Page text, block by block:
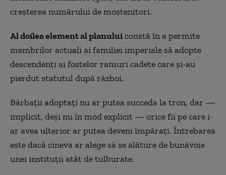
creșterea numărului de moștenitori.
Al doilea element al planuluiconstă în a permite
membrilor actuali ai familiei imperiale să adopte
descendenți ai fostelor ramuri cadete care și-au
pierdut statutul după război.
Bărbații adoptați nu ar putea succeda la tron, dar —
implicit, deși nu în mod explicit — orice fii pe care i-
ar avea ulterior ar putea deveni împărați. Întrebarea
este dacă cineva ar alege să se alăture de bunăvoie
unei instituții atât de tulburate.